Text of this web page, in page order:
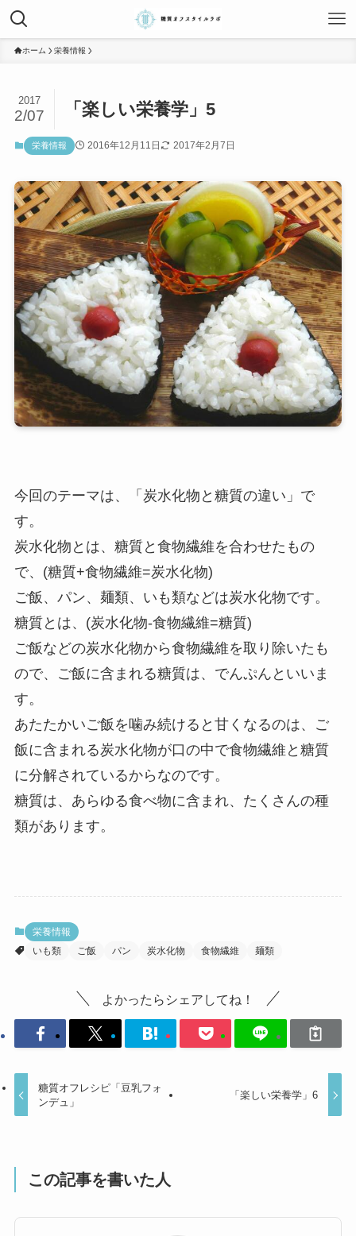
ホーム 栄養情報
「楽しい栄養学」5
2017
2/07
栄養情報 2016年12月11日 2017年2月7日
今回のテーマは、「炭水化物と糖質の違い」で
す。
炭水化物とは、糖質と食物繊維を合わせたもの
で、(糖質+食物繊維=炭水化物)
ご飯、パン、麺類、いも類などは炭水化物です。
糖質とは、(炭水化物-食物繊維=糖質)
ご飯などの炭水化物から食物繊維を取り除いたも
ので、ご飯に含まれる糖質は、でんぷんといいま
す。
あたたかいご飯を噛み続けると甘くなるのは、ご
飯に含まれる炭水化物が口の中で食物繊維と糖質
に分解されているからなのです。
糖質は、あらゆる食べ物に含まれ、たくさんの種
類があります。
栄養情報
いも類
ご飯 パン 炭水化物 食物繊維 麺類
よかったらシェアしてね！
糖質オフレシピ「豆乳フォ
ンデュ」
「楽しい栄養学」6
この記事を書いた人